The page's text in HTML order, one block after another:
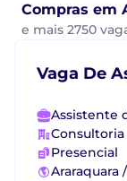
Compras em
e mais 2750
Vaga De
Assistente
Presencial
Araraquara